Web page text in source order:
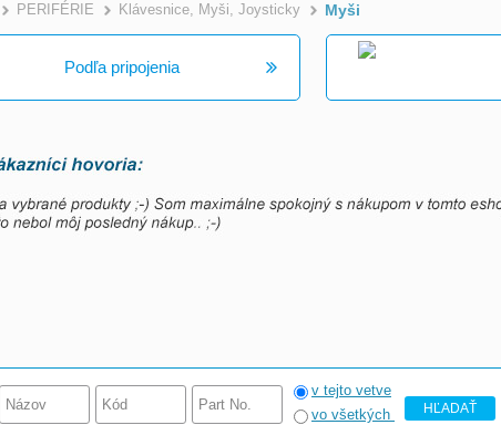
>
PERIFÉRIE >
Klávesnice, Myši, Joysticky >
Myši
Podľa pripojenia
v tejto vetve
vo všetkých
HĽADAŤ